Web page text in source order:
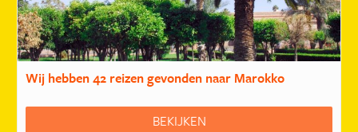
Wij hebben42 reizengevonden naar Marokko
BEKIJKEN